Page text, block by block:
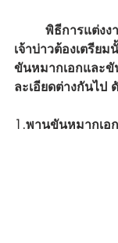
พิธีการแต่งง
เจ้าบ่าวต้องเตรียม
ขันหมากเอกและ
ละเอียดต่างกันไป
1.พานขันหมากเอก